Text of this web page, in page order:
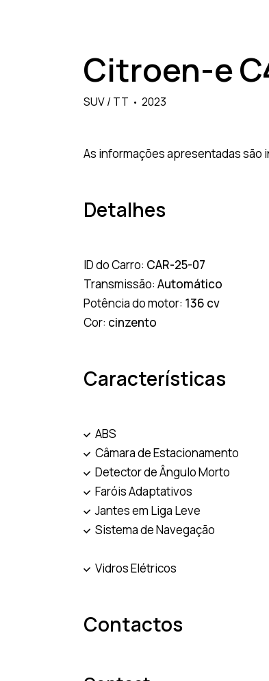
Citroen-e
SUV / TT 2023
As informações apresentadas
Detalhes
ID do Carro: CAR-25-07
Transmissão: Automático
Potência do motor: 136 cv
Cor: cinzento
Características
ABS
Câmara de Estacionamento
Detector de Ângulo Morto
Faróis Adaptativos
Jantes em Liga Leve
Sistema de Navegação
Vidros Elétricos
Contactos